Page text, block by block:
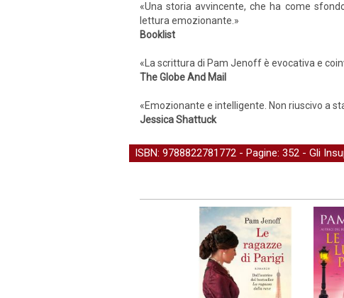
«Una storia avvincente, che ha come
lettura emozionante.»
Booklist
«La scrittura di Pam Jenoff è evocativa e
The Globe And Mail
«Emozionante e intelligente. Non riuscivo a
Jessica Shattuck
ISBN: 9788822781772 - Pagine: 352 - Gli